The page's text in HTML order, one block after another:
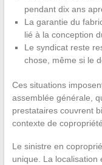
pendant dix ans
La garantie du
lié à la conception
Le syndicat reste
chose, même si le
Ces situations
assemblée générale,
prestataires couvrent
contexte de
Le sinistre en
unique. La localisation